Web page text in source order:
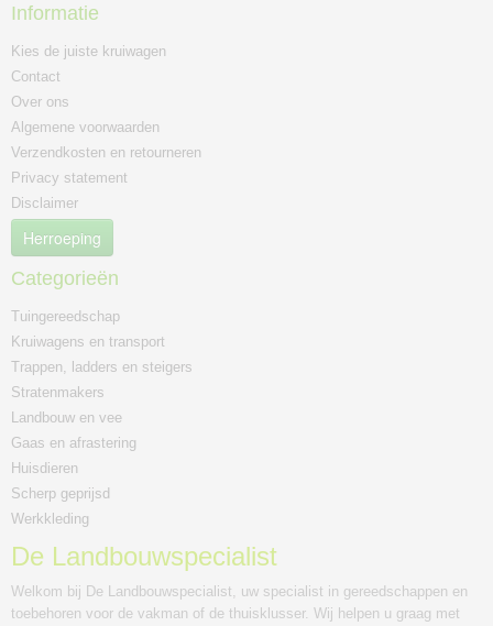
Informatie
Kies de juiste kruiwagen
Contact
Over ons
Algemene voorwaarden
Verzendkosten en retourneren
Privacy statement
Disclaimer
Herroeping
Categorieën
Tuingereedschap
Kruiwagens en transport
Trappen, ladders en steigers
Stratenmakers
Landbouw en vee
Gaas en afrastering
Huisdieren
Scherp geprijsd
Werkkleding
De Landbouwspecialist
Welkom bij De Landbouwspecialist, uw specialist in gereedschappen en
toebehoren voor de vakman of de thuisklusser. Wij helpen u graag met